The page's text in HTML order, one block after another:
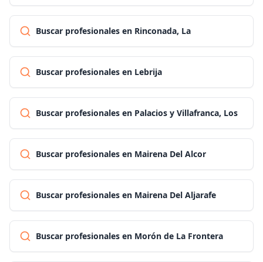
Buscar profesionales en Rinconada, La
Buscar profesionales en Lebrija
Buscar profesionales en Palacios y Villafranca, Los
Buscar profesionales en Mairena Del Alcor
Buscar profesionales en Mairena Del Aljarafe
Buscar profesionales en Morón de La Frontera